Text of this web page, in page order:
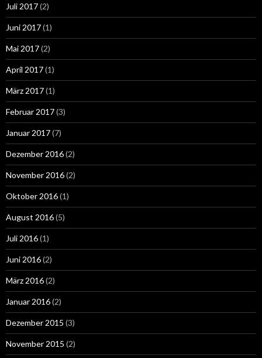
Juli 2017(2)
Juni 2017(1)
Mai 2017(2)
April 2017(1)
März 2017(1)
Februar 2017(3)
Januar 2017(7)
Dezember 2016(2)
November 2016(2)
Oktober 2016(1)
August 2016(5)
Juli 2016(1)
Juni 2016(2)
März 2016(2)
Januar 2016(2)
Dezember 2015 (3)
November 2015 (2)